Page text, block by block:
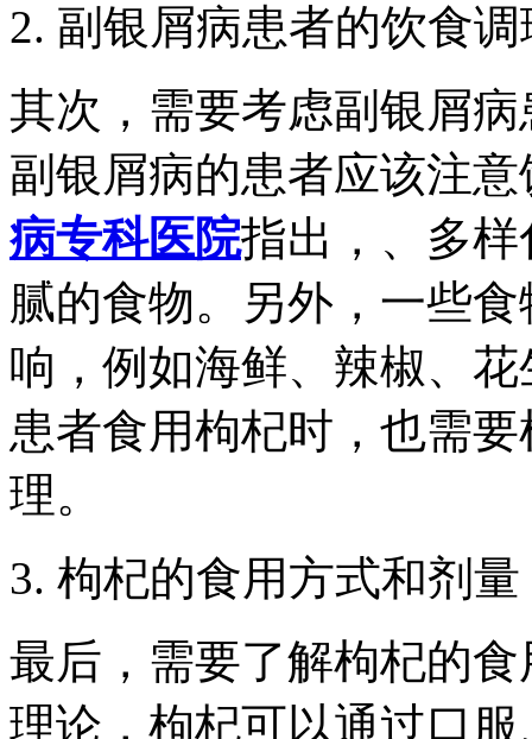
2. 副银屑病患者的饮食调
其次，需要考虑副银屑
副银屑病的患者应该注
病专科医院指出，、多
腻的食物。另外，一些
响，例如海鲜、辣椒、
患者食用枸杞时，也需
理。
3. 枸杞的食用方式和剂量
最后，需要了解枸杞的
理论，枸杞可以通过口